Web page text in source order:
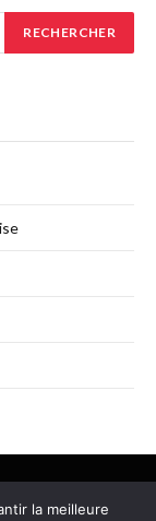
la meilleure